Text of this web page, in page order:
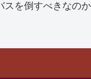
スを倒すべきなのか